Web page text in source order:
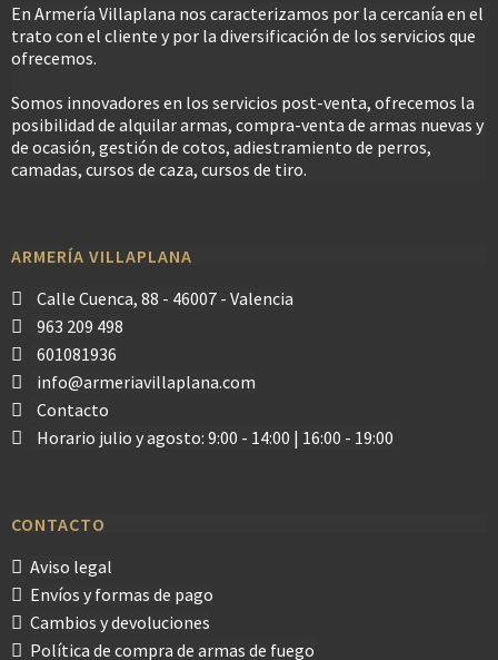
En Armería Villaplana nos caracterizamos por la cercanía en el
trato con el cliente y por la diversificación de los servicios que
ofrecemos.
Somos innovadores en los servicios post-venta, ofrecemos la
posibilidad de alquilar armas, compra-venta de armas nuevas y
de ocasión, gestión de cotos, adiestramiento de perros,
camadas, cursos de caza, cursos de tiro.
ARMERÍA VILLAPLANA
Calle Cuenca, 88 - 46007 - Valencia
963 209 498
601081936
info@armeriavillaplana.com
Contacto
Horario julio y agosto: 9:00 - 14:00 | 16:00 - 19:00
CONTACTO
Aviso legal
Envíos y formas de pago
Cambios y devoluciones
Política de compra de armas de fuego